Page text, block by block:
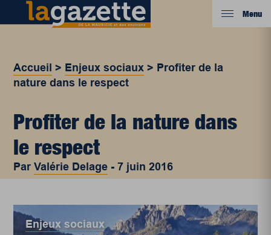
Menu
Accueil > Enjeux sociaux > Profiter de la
nature dans le respect
Profiter de la nature dans
le respect
ParValérie Delage -7 juin 2016
Enjeux sociaux